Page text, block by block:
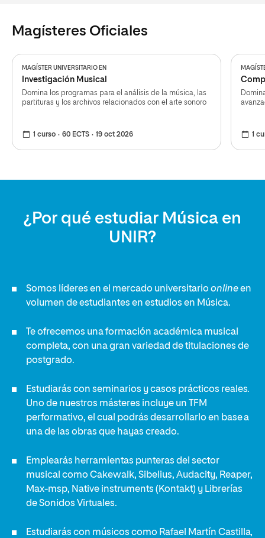
Magísteres Oficiales
MAGÍSTER UNIVERSITARIO EN
Investigación Musical
Domina los programas para el análisis de la música, las
partituras y los archivos relacionados con el arte sonoro
1 curso 60 ECTS 19 oct 2026 1
¿Por qué estudiar Música en
UNIR?
Somos líderes en el mercado universitario onlineen
volumen de estudiantes en estudios en Música.
Te ofrecemos una formación académica musical
completa, con una gran variedad de titulaciones de
postgrado.
Estudiarás con seminarios y casos prácticos reales.
Uno de nuestros másteres incluye un TFM
performativo, el cual podrás desarrollarlo en base a
una de las obras que hayas creado.
Emplearás herramientas punteras del sector
musical como Cakewalk, Sibelius, Audacity, Reaper,
Max-msp, Native instruments (Kontakt) y Librerías
de Sonidos Virtuales.
Estudiarás con músicos como Rafael Martín Castilla,